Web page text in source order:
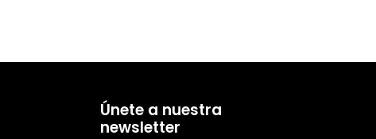
Únete a nuestra
newsletter